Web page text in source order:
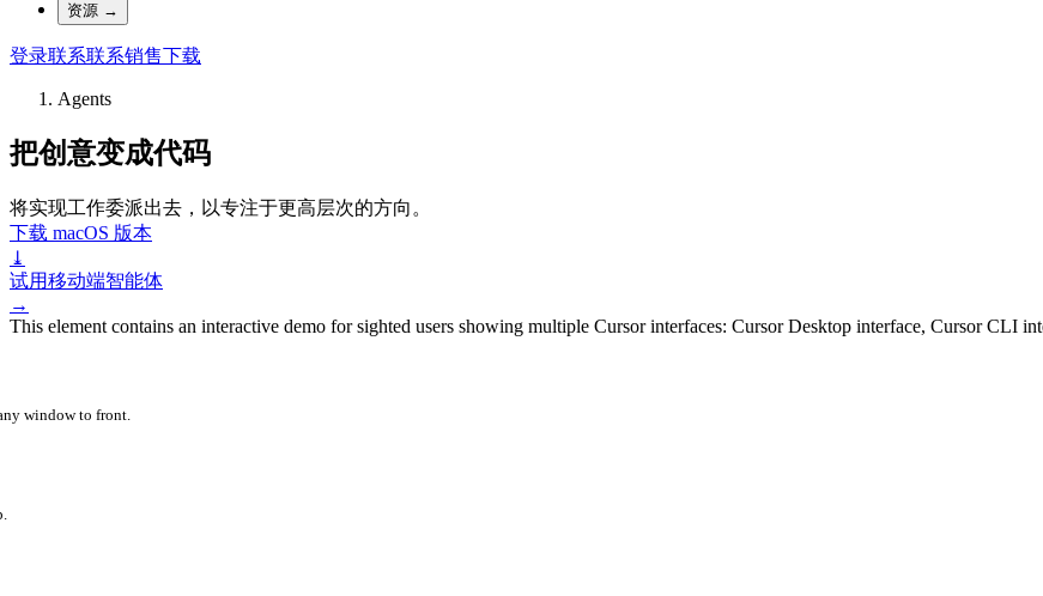
资源 →
登录联系联系销售下载
Agents
把创意变成代码
将实现工作委派出去，以专注于更高层次的方向。
下载 macOS 版本
⤓
试用移动端智能体
→
This element contains an interactive demo for sighted users showing multiple Cursor interfaces: Cursor Desktop interface, Cursor CLI
window to front.